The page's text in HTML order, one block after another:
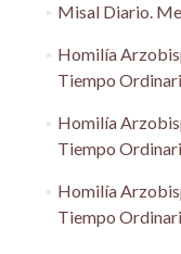
Misal Diario.
Homilía
Tiempo
Homilía
Tiempo
Homilía
Tiempo